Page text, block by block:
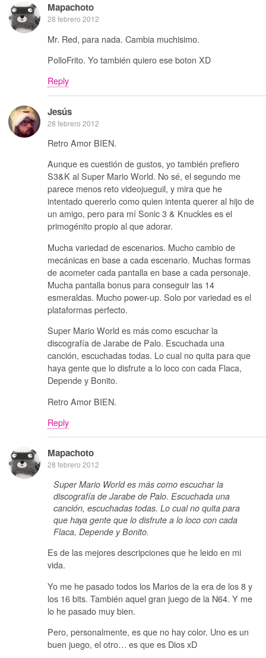
Mapachoto
28 febrero 2012
Mr. Red, para nada. Cambia muchisimo.
PolloFrito. Yo también quiero ese boton XD
Reply
Jesús
28 febrero 2012
Retro Amor BIEN.
Aunque es cuestión de gustos, yo también prefiero
S3&K al Super Mario World. No sé, el segundo me
parece menos reto videojueguil, y mira que he
intentado quererlo como quien intenta querer al hijo de
un amigo, pero para mí Sonic 3 & Knuckles es el
primogénito propio al que adorar.
Mucha variedad de escenarios. Mucho cambio de
mecánicas en base a cada escenario. Muchas formas
de acometer cada pantalla en base a cada personaje.
Mucha pantalla bonus para conseguir las 14
esmeraldas. Mucho power-up. Solo por variedad es el
plataformas perfecto.
Super Mario World es más como escuchar la
discografía de Jarabe de Palo. Escuchada una
canción, escuchadas todas. Lo cual no quita para que
haya gente que lo disfrute a lo loco con cada Flaca,
Depende y Bonito.
Retro Amor BIEN.
Reply
Mapachoto
28 febrero 2012
Super Mario World es más como escuchar la
discografía de Jarabe de Palo. Escuchada una
canción, escuchadas todas. Lo cual no quita para
que haya gente que lo disfrute a lo loco con cada
Flaca, Depende y Bonito.
Es de las mejores descripciones que he leido en mi
vida.
Yo me he pasado todos los Marios de la era de los 8 y
los 16 bits. También aquel gran juego de la N64. Y me
lo he pasado muy bien.
Pero, personalmente, es que no hay color. Uno es un
buen juego, el otro… es que es Dios xD